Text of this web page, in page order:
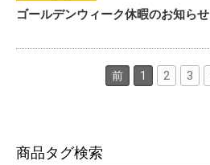
ゴールデンウィーク休暇のお知らせ
前 1 2 3
商品タグ検索